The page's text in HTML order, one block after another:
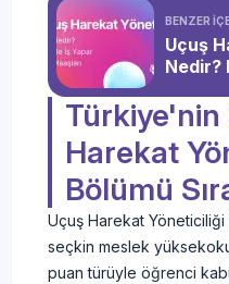
BENZER
Uçuş
Nedir?
Türkiye'nin
Harekat
Bölümü
Uçuş Harekat
seçkin meslek
puan türüyle öğrenci